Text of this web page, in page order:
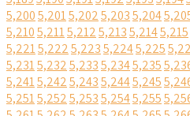
5,2005,2015,2025,2035,204
5,2105,2115,2125,2135,2145,215
5,2215,2225,2235,2245,225
5,2315,2325,2335,2345,235
5,2415,2425,2435,2445,245
5,2515,2525,2535,2545,255